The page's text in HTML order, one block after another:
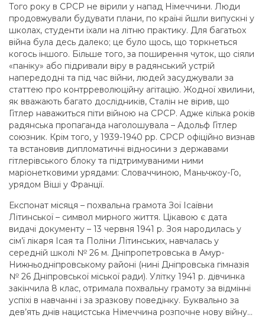
Того року в СРСР не вірили у напад Німеччини. Люди
продовжували будувати плани, по країні йшли випускні у
школах, студенти їхали на літню практику. Для багатьох
війна була десь далеко; це було щось, що торкнеться
когось іншого. Більше того, за поширення чуток, що сіяли
«паніку» або підривали віру в радянський устрій
напередодні та під час війни, людей засуджували за
статтею про контрреволюційну агітацію. Жодної хвилини,
як вважають багато дослідників, Сталін не вірив, що
Гітлер наважиться піти війною на СРСР. Адже кілька років
радянська пропаганда наголошувала – Адольф Гітлер
союзник. Крім того, у 1939-1940 рр. СРСР офіційно визнав
та встановив дипломатичні відносини з державами
гітлерівського блоку та підтримуваними ними
маріонетковими урядами: Словаччиною, Маньчжоу-Го,
урядом Віші у Франції.
Експонат місяця – похвальна грамота Зої Ісаївни
Літинської – символ мирного життя. Цікавою є дата
видачі документу – 13 червня 1941 р. Зоя народилась у
сім’ї лікаря Ісая та Поліни Літинських, навчалась у
середній школі № 26 м. Дніпропетровська в Амур-
Нижньодніпровському районі (нині Дніпровська гімназія
№ 26 Дніпровської міської ради). Улітку 1941 р. дівчинка
закінчила 8 клас, отримала похвальну грамоту за відмінні
успіхі в навчанні і за зразкову поведінку. Буквально за
дев’ять днів нацистська Німеччина розпочне нову війну…